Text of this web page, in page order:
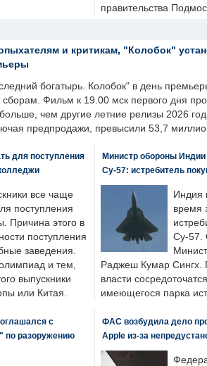
правительства
и критикам, "Колобок"
богатырь. Колобок" в день
сборам. Фильм к 19.00 мск первого дня
чем другие летние релизы 2026
предпродажи, превысили 53,7
для поступления
все чаще
поступления
Причина этого в
поступления
заведения.
и тем,
выпускники
или Китая.
Министр обороны Индии
Су-57: истребитель
Индия
время
Су-57.
Раджеш Кумар Сингх.
власти
имеющегося парка
с
по разоружению
ФАС возбудила дело
Apple из-за